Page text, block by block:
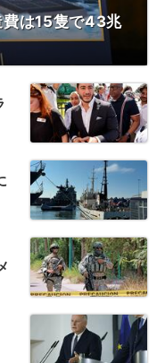
費は15隻で43兆